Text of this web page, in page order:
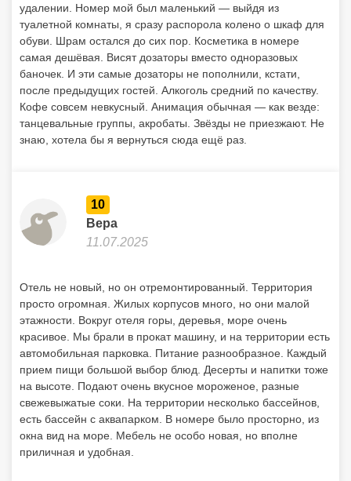
удалении. Номер мой был маленький — выйдя из
туалетной комнаты, я сразу распорола колено о шкаф для
обуви. Шрам остался до сих пор. Косметика в номере
самая дешёвая. Висят дозаторы вместо одноразовых
баночек. И эти самые дозаторы не пополнили, кстати,
после предыдущих гостей. Алкоголь средний по качеству.
Кофе совсем невкусный. Анимация обычная — как везде:
танцевальные группы, акробаты. Звёзды не приезжают. Не
знаю, хотела бы я вернуться сюда ещё раз.
10
Вера
11.07.2025
Отель не новый, но он отремонтированный. Территория
просто огромная. Жилых корпусов много, но они малой
этажности. Вокруг отеля горы, деревья, море очень
красивое. Мы брали в прокат машину, и на территории есть
автомобильная парковка. Питание разнообразное. Каждый
прием пищи большой выбор блюд. Десерты и напитки тоже
на высоте. Подают очень вкусное мороженое, разные
свежевыжатые соки. На территории несколько бассейнов,
есть бассейн с аквапарком. В номере было просторно, из
окна вид на море. Мебель не особо новая, но вполне
приличная и удобная.